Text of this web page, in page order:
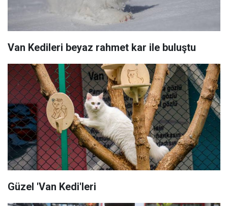
Van Kedileri beyaz rahmet kar ile buluştu
Güzel 'Van Kedi'leri